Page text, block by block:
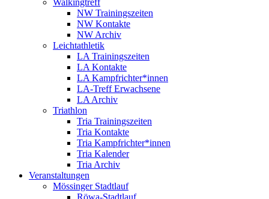
Walkingtreff
NW Trainingszeiten
NW Kontakte
NW Archiv
Leichtathletik
LA Trainingszeiten
LA Kontakte
LA Kampfrichter*innen
LA-Treff Erwachsene
LA Archiv
Triathlon
Tria Trainingszeiten
Tria Kontakte
Tria Kampfrichter*innen
Tria Kalender
Tria Archiv
Veranstaltungen
Mössinger Stadtlauf
Röwa-Stadtlauf